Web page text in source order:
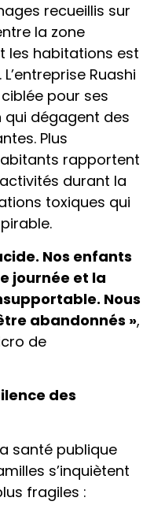
recueillis sur
la zone
les habitations est
Ruashi
pour ses
qui dégagent des
Plus
rapportent
durant la
toxiques qui
Nos enfants
journée et la
Nous
abandonnés »,
de
des
santé publique
s’inquiètent
fragiles :